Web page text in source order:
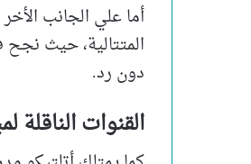
أما علي الجانب
دون رد.
القنوات الناقلة